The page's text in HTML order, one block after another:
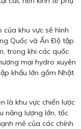
khu vực sẽ hình
Quốc và Ấn Độ tập
trong khi các quốc
mại hydro xuyên
khẩu lớn gồm Nhật
là khu vực chiến lược
năng lượng lớn, tốc
mẽ của các chính